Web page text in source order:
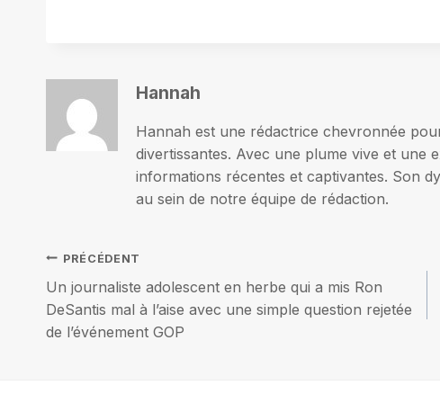
Hannah
Hannah est une rédactrice chevronnée
divertissantes. Avec une plume vive et une
informations récentes et captivantes. Son
au sein de notre équipe de rédaction.
Navigation
de
PRÉCÉDENT
Un journaliste adolescent en herbe qui a mis Ron
DeSantis mal à l’aise avec une simple question rejetée
de l’événement GOP